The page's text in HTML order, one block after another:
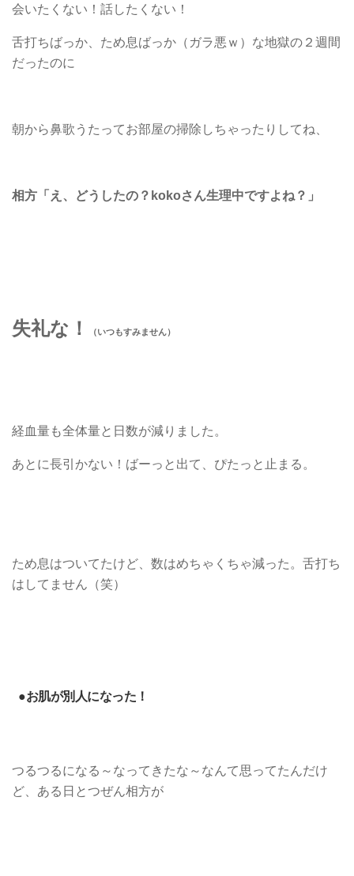
会いたくない！話したくない！
舌打ちばっか、ため息ばっか（ガラ悪ｗ）な地獄の２週間
だったのに
朝から鼻歌うたってお部屋の掃除しちゃったりしてね、
相方「え、どうしたの？kokoさん生理中ですよね？」
失礼な！ （いつもすみません）
経血量も全体量と日数が減りました。
あとに長引かない！ばーっと出て、ぴたっと止まる。
ため息はついてたけど、数はめちゃくちゃ減った。舌打ち
はしてません（笑）
●お肌が別人になった！
つるつるになる～なってきたな～なんて思ってたんだけ
ど、ある日とつぜん相方が